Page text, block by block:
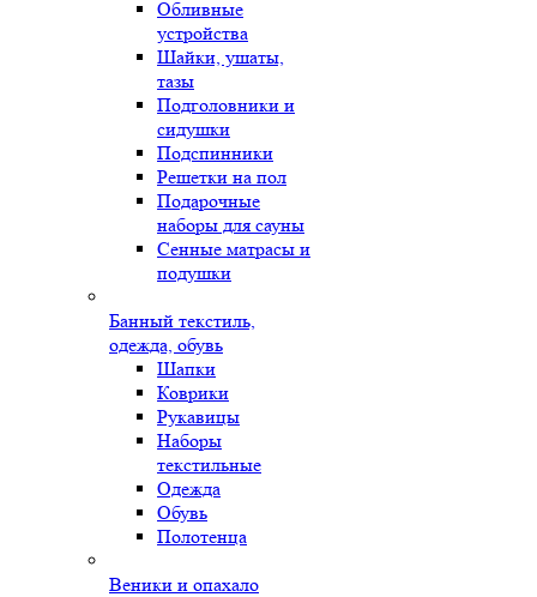
Обливные
устройства
Шайки, ушаты,
тазы
Подголовники и
сидушки
Подспинники
Решетки на пол
Подарочные
наборы для сауны
Сенные матрасы и
подушки
Банный текстиль,
одежда, обувь
Шапки
Коврики
Рукавицы
Наборы
текстильные
Одежда
Обувь
Полотенца
Веники и опахало